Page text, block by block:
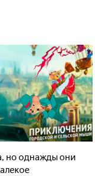
но однажды они